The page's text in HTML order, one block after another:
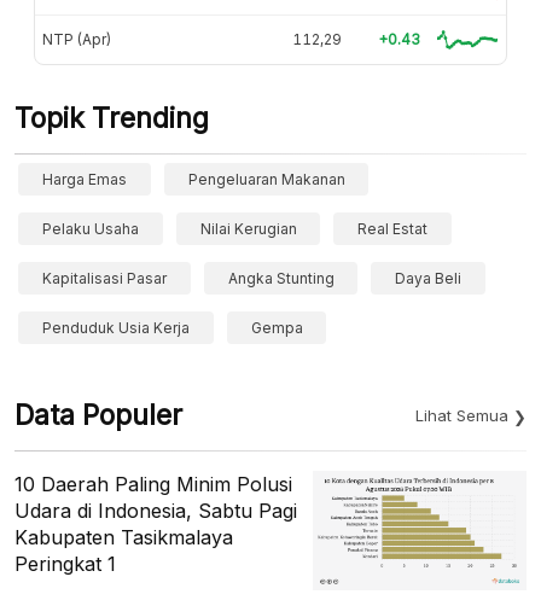
NTP (Apr) 112,29 +0.43
Topik Trending
Harga Emas Pengeluaran Makanan
Pelaku Usaha Nilai Kerugian Real Estat
Kapitalisasi Pasar Angka Stunting Daya Beli
Penduduk Usia Kerja Gempa
Data Populer Lihat Semua
10 Daerah Paling Minim Polusi
Udara di Indonesia, Sabtu Pagi
Kabupaten Tasikmalaya
Peringkat 1